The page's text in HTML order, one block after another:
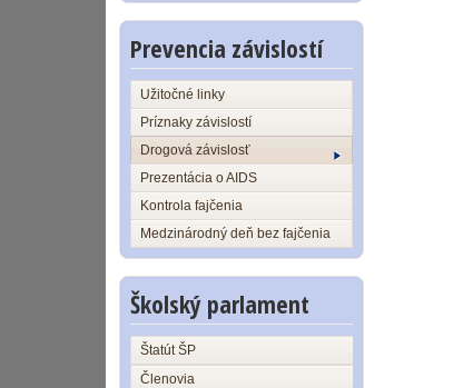
Prevencia závislostí
Užitočné linky
Príznaky závislostí
Drogová závislosť
Prezentácia o AIDS
Kontrola fajčenia
Medzinárodný deň bez fajčenia
Školský parlament
Štatút ŠP
Členovia